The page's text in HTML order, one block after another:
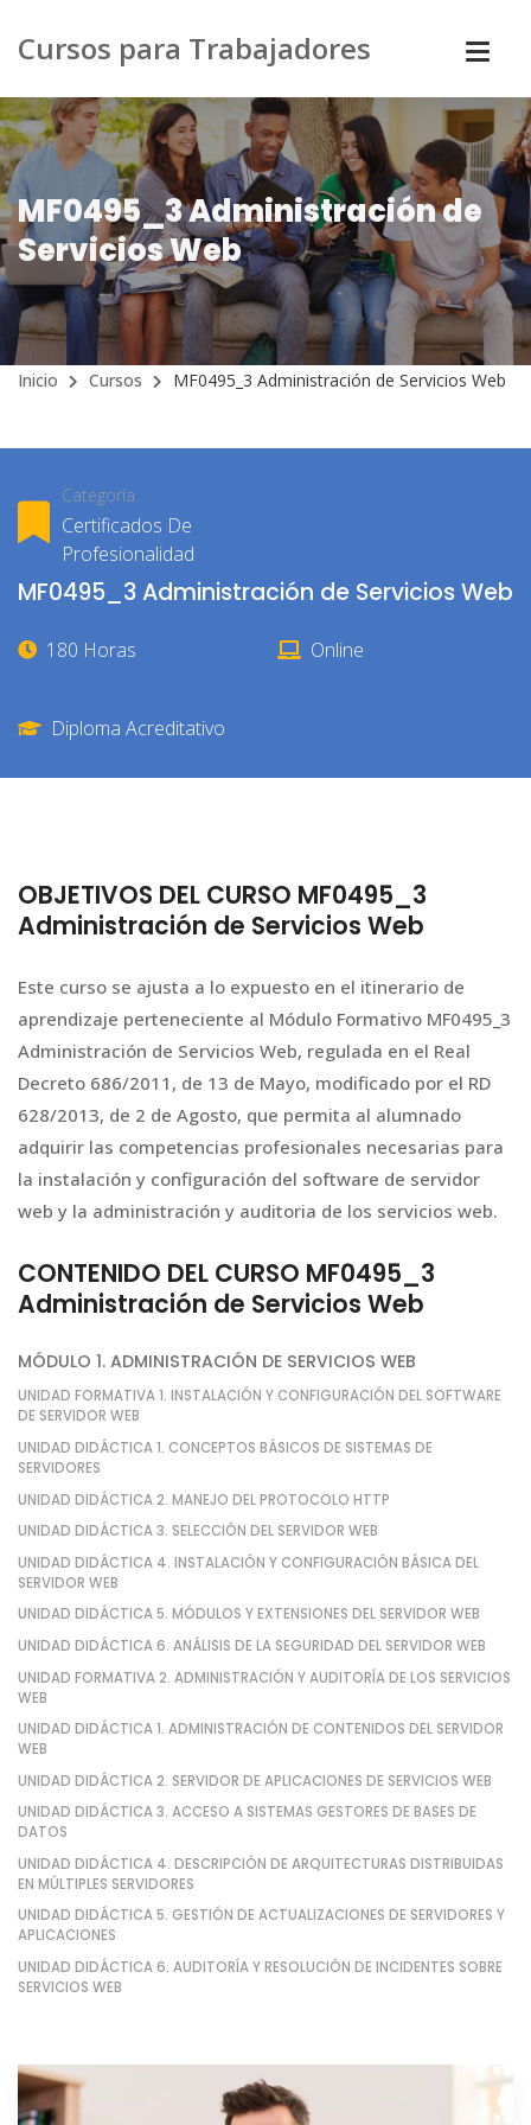
Cursos para Trabajadores
MF0495_3 Administración de
Servicios Web
Inicio Cursos MF0495_3 Administración de Servicios Web
Categoría
Certificados De
Profesionalidad
MF0495_3 Administración de Servicios Web
180 Horas Online
Diploma Acreditativo
OBJETIVOS DEL CURSO MF0495_3
Administración de Servicios Web
Este curso se ajusta a lo expuesto en el itinerario de
aprendizaje perteneciente al Módulo Formativo MF0495_3
Administración de Servicios Web, regulada en el Real
Decreto 686/2011, de 13 de Mayo, modificado por el RD
628/2013, de 2 de Agosto, que permita al alumnado
adquirir las competencias profesionales necesarias para
la instalación y configuración del software de servidor
web y la administración y auditoria de los servicios web.
CONTENIDO DEL CURSO MF0495_3
Administración de Servicios Web
MÓDULO 1. ADMINISTRACIÓN DE SERVICIOS WEB
UNIDAD FORMATIVA 1. INSTALACIÓN Y CONFIGURACIÓN DEL SOFTWARE
DE SERVIDOR WEB
UNIDAD DIDÁCTICA 1. CONCEPTOS BÁSICOS DE SISTEMAS DE
SERVIDORES
UNIDAD DIDÁCTICA 2. MANEJO DEL PROTOCOLO HTTP
UNIDAD DIDÁCTICA 3. SELECCIÓN DEL SERVIDOR WEB
UNIDAD DIDÁCTICA 4. INSTALACIÓN Y CONFIGURACIÓN BÁSICA DEL
SERVIDOR WEB
UNIDAD DIDÁCTICA 5. MÓDULOS Y EXTENSIONES DEL SERVIDOR WEB
UNIDAD DIDÁCTICA 6. ANÁLISIS DE LA SEGURIDAD DEL SERVIDOR WEB
UNIDAD FORMATIVA 2. ADMINISTRACIÓN Y AUDITORÍA DE LOS SERVICIOS
WEB
UNIDAD DIDÁCTICA 1. ADMINISTRACIÓN DE CONTENIDOS DEL SERVIDOR
WEB
UNIDAD DIDÁCTICA 2. SERVIDOR DE APLICACIONES DE SERVICIOS WEB
UNIDAD DIDÁCTICA 3. ACCESO A SISTEMAS GESTORES DE BASES DE
DATOS
UNIDAD DIDÁCTICA 4. DESCRIPCIÓN DE ARQUITECTURAS DISTRIBUIDAS
EN MÚLTIPLES SERVIDORES
UNIDAD DIDÁCTICA 5. GESTIÓN DE ACTUALIZACIONES DE SERVIDORES Y
APLICACIONES
UNIDAD DIDÁCTICA 6. AUDITORÍA Y RESOLUCIÓN DE INCIDENTES SOBRE
SERVICIOS WEB